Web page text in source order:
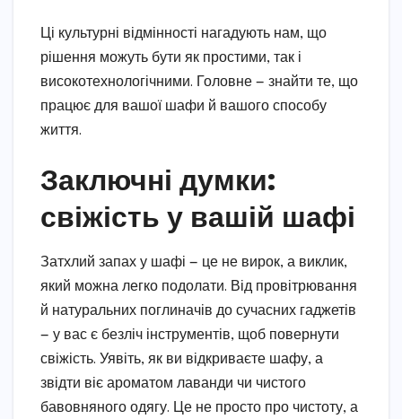
Ці культурні відмінності нагадують нам, що
рішення можуть бути як простими, так і
високотехнологічними. Головне — знайти те, що
працює для вашої шафи й вашого способу
життя.
Заключні думки:
свіжість у вашій шафі
Затхлий запах у шафі — це не вирок, а виклик,
який можна легко подолати. Від провітрювання
й натуральних поглиначів до сучасних гаджетів
— у вас є безліч інструментів, щоб повернути
свіжість. Уявіть, як ви відкриваєте шафу, а
звідти віє ароматом лаванди чи чистого
бавовняного одягу. Це не просто про чистоту, а